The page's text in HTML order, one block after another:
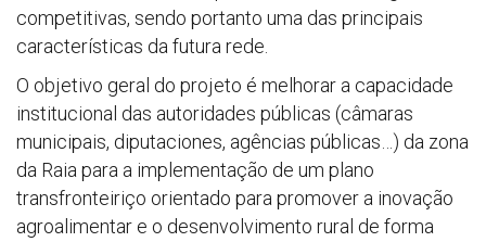
competitivas, sendo portanto uma das principais
características da futura rede.
O objetivo geral do projeto é melhorar a capacidade
institucional das autoridades públicas (câmaras
municipais, diputaciones, agências públicas…) da zona
da Raia para a implementação de um plano
transfronteiriço orientado para promover a inovação
agroalimentar e o desenvolvimento rural de forma